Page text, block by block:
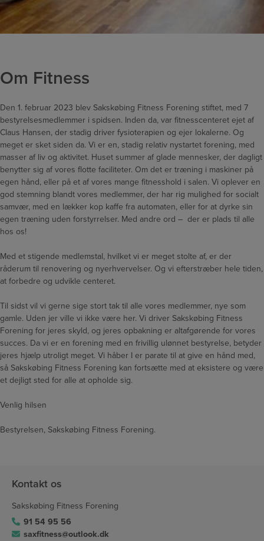
Om Fitness
Den 1. februar 2023 blev Sakskøbing Fitness Forening stiftet, med 7
bestyrelsesmedlemmer i spidsen. Inden da, var fitnesscenteret ejet af
Claus Hansen, der stadig driver fysioterapien og ejer lokalerne. Og
meget er sket siden da. Vi er en, stadig relativ nystartet forening, med
masser af liv og aktivitet. Huset summer af glade mennesker, der dagligt
benytter sig af vores flotte faciliteter. Om det er træning i maskiner på
egen hånd, eller på et af vores mange fitnesshold i salen. Vi oplever en
god stemning blandt vores medlemmer, der har rig mulighed for socialt
samvær, med en lækker kop kaffe fra automaten, eller for at dyrke sin
egen træning uden forstyrrelser. Med andre ord – der er plads til alle
hos os!
Med et stigende medlemstal, hvilket vi er meget stolte af, er der
råderum til renovering og nyerhvervelser. Og vi efterstræber hele tiden,
at forbedre og udvikle centeret.
Til sidst vil vi gerne sige stort tak til alle vores medlemmer, nye som
gamle. Uden jer ville vi ikke være her. Vi driver Sakskøbing Fitness
Forening for jeres skyld, og jeres opbakning er altafgørende for vores
succes. Da vi er en forening med en frivillig ulønnet bestyrelse, betyder
jeres hjælp utroligt meget. Vi håber I er parate til at give en hånd med,
så Sakskøbing Fitness Forening kan fortsætte med at eksistere og være
et dejligt sted for alle at opholde sig.
Venlig hilsen
Bestyrelsen, Sakskøbing Fitness Forening.
Kontakt os
Sakskøbing Fitness Forening
91 54 95 56
saxfitness@outlook.dk